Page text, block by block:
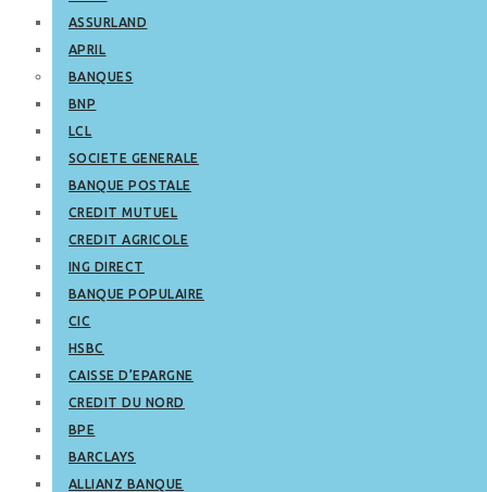
ASSURLAND
APRIL
BANQUES
BNP
LCL
SOCIETE GENERALE
BANQUE POSTALE
CREDIT MUTUEL
CREDIT AGRICOLE
ING DIRECT
BANQUE POPULAIRE
CIC
HSBC
CAISSE D’EPARGNE
CREDIT DU NORD
BPE
BARCLAYS
ALLIANZ BANQUE